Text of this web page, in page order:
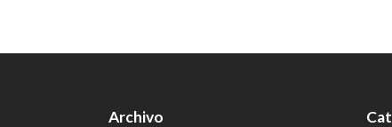
Archivo